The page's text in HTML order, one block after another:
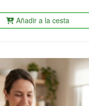
Añadir a la cesta